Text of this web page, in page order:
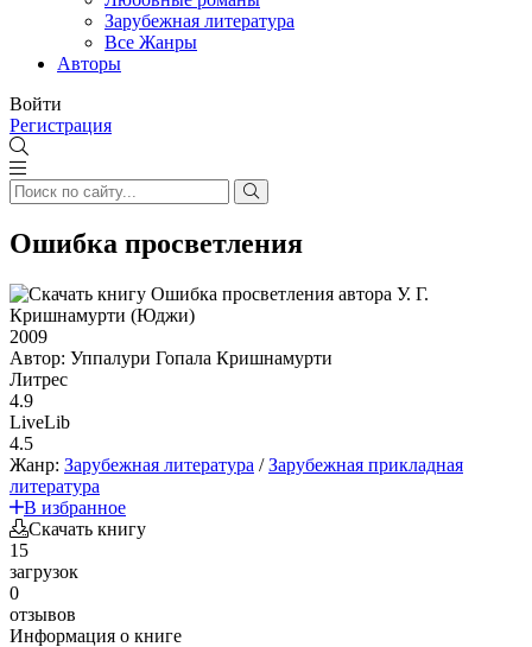
Зарубежная литература
Все Жанры
Авторы
Войти
Регистрация
Ошибка просветления
2009
Автор: Уппалури Гопала Кришнамурти
Литрес
4.9
LiveLib
4.5
Жанр: Зарубежная литература /Зарубежная прикладная
литература
В избранное
Скачать книгу
15
загрузок
0
отзывов
Информация о книге